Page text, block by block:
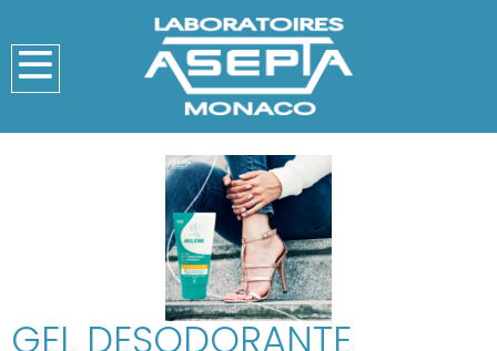
GEL DESODORANTE